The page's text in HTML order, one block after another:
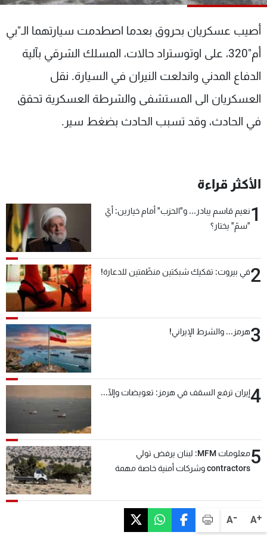
A+
A-
أصيب عسكريان بحروق بعدما اصطدمت سيارتهما الـ"بي
أم"320، على اوتوستراد حالات، المسلك الشرقي بآلية
الدفاع المدني واندلعت النيران في السيارة. نقل
العسكريان الى المستشفى والشرطة العسكرية تحقق
في الحادث، وقد تسبب الحادث بضغط سير.
الأكثر قراءة
1نعيم قاسم يبادر... و"الحزب" أمام خيارين: أيّ
"سمّ" يختار؟
2في بيروت: تفكيك شبكتين منظّمتين للدعارة!
3هرمز... والشرط الإيراني!
4إيران ترفع السقف في هرمز: تعويضات وإلّا...
5
معلومات MFM: لبنان يرفض تولي
contractors وشركات أمنية خاصة مهمة
الترددات
الإنـتـاج
لاعلاناتكم
تواصل معنا
شروط الإسـتخدام
سياسة الخصوصية